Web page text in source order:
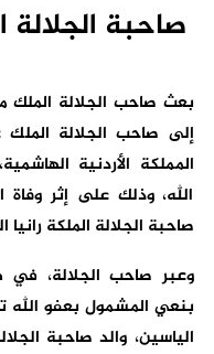
صاحبة الجلالة
بعث صاحب الجلالة الملك
إلى صاحب الجلالة
المملكة الأردنية
الله، وذلك على إثر
صاحبة الجلالة الملكة رانيا
وعبر صاحب الجلالة، في
بنعي المشمول بعفو
الياسين، والد صاحبة